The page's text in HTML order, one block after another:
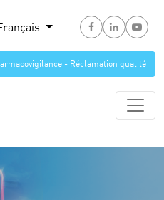
- Réclamation qualité